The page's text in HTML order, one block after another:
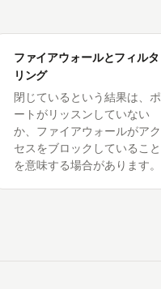
ファイアウォールとフィルタ
リング
閉じているという結果は、ポ
ートがリッスンしていない
か、ファイアウォールがアク
セスをブロックしていること
を意味する場合があります。